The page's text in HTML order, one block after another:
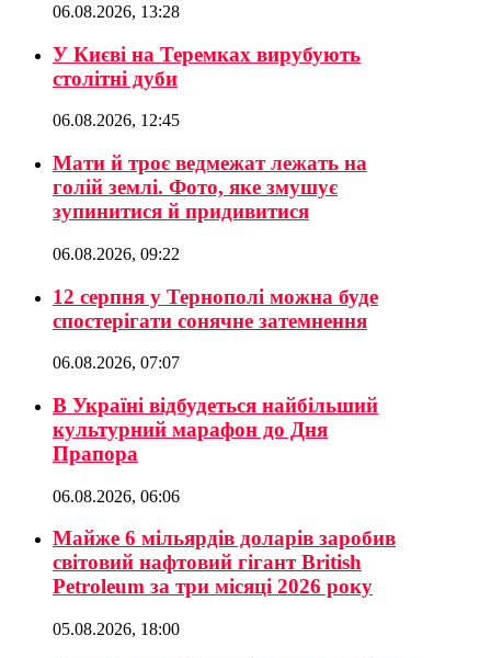
06.08.2026, 13:28
У Києві на Теремках вирубують
столітні дуби
06.08.2026, 12:45
Мати й троє ведмежат лежать на
голій землі. Фото, яке змушує
зупинитися й придивитися
06.08.2026, 09:22
12 серпня у Тернополі можна буде
спостерігати сонячне затемнення
06.08.2026, 07:07
В Україні відбудеться найбільший
культурний марафон до Дня
Прапора
06.08.2026, 06:06
Майже 6 мільярдів доларів заробив
світовий нафтовий гігант British
Petroleum за три місяці 2026 року
05.08.2026, 18:00